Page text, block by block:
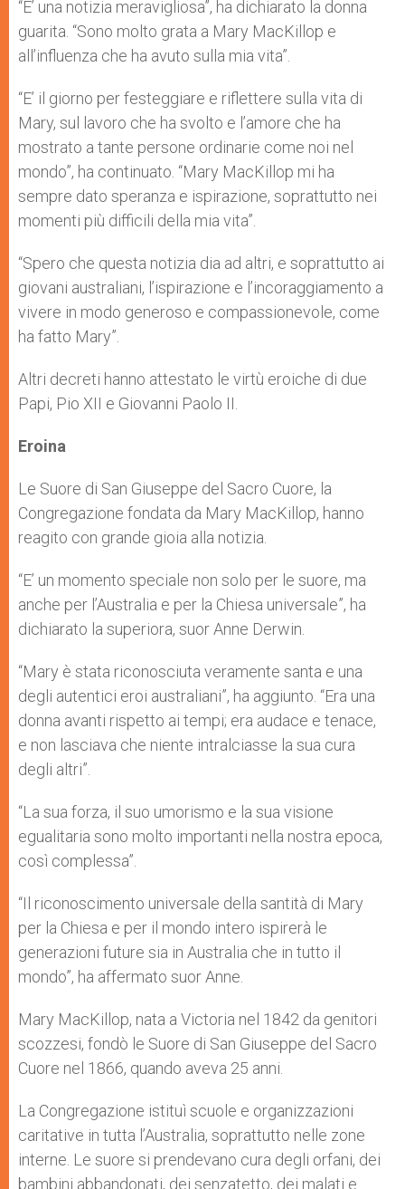
“E’ una notizia meravigliosa”, ha dichiarato la donna
guarita. “Sono molto grata a Mary MacKillop e
all’influenza che ha avuto sulla mia vita”.
“E’ il giorno per festeggiare e riflettere sulla vita di
Mary, sul lavoro che ha svolto e l’amore che ha
mostrato a tante persone ordinarie come noi nel
mondo”, ha continuato. “Mary MacKillop mi ha
sempre dato speranza e ispirazione, soprattutto nei
momenti più difficili della mia vita”.
“Spero che questa notizia dia ad altri, e soprattutto ai
giovani australiani, l’ispirazione e l’incoraggiamento a
vivere in modo generoso e compassionevole, come
ha fatto Mary”.
Altri decreti hanno attestato le virtù eroiche di due
Papi, Pio XII e Giovanni Paolo II.
Eroina
Le Suore di San Giuseppe del Sacro Cuore, la
Congregazione fondata da Mary MacKillop, hanno
reagito con grande gioia alla notizia.
“E’ un momento speciale non solo per le suore, ma
anche per l’Australia e per la Chiesa universale”, ha
dichiarato la superiora, suor Anne Derwin.
“Mary è stata riconosciuta veramente santa e una
degli autentici eroi australiani”, ha aggiunto. “Era una
donna avanti rispetto ai tempi; era audace e tenace,
e non lasciava che niente intralciasse la sua cura
degli altri”.
“La sua forza, il suo umorismo e la sua visione
egualitaria sono molto importanti nella nostra epoca,
così complessa”.
“Il riconoscimento universale della santità di Mary
per la Chiesa e per il mondo intero ispirerà le
generazioni future sia in Australia che in tutto il
mondo”, ha affermato suor Anne.
Mary MacKillop, nata a Victoria nel 1842 da genitori
scozzesi, fondò le Suore di San Giuseppe del Sacro
Cuore nel 1866, quando aveva 25 anni.
La Congregazione istituì scuole e organizzazioni
caritative in tutta l’Australia, soprattutto nelle zone
interne. Le suore si prendevano cura degli orfani, dei
bambini abbandonati, dei senzatetto, dei malati e